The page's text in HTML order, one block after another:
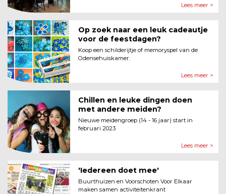
Lees meer >
Op zoek naar een leuk cadeautje
voor de feestdagen?
Koop een schilderijtje of memoryspel van de
Odensehuiskamer.
Lees meer >
Chillen en leuke dingen doen
met andere meiden?
Nieuwe meidengroep (14 - 16 jaar) start in
februari 2023
Lees meer >
'Iedereen doet mee'
Buurthuizen en Voorschoten Voor Elkaar
maken samen activiteitenkrant